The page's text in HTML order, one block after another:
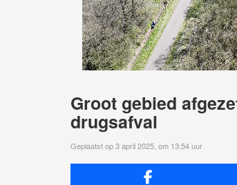
Groot gebied
drugsafval
Geplaatst op 3 april 2025, om 13:54 uur